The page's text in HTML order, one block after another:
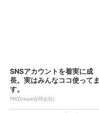
SNSアカウントを着実に成
長。実はみんなココ使ってま
す。
PR(Dreaw合同会社)